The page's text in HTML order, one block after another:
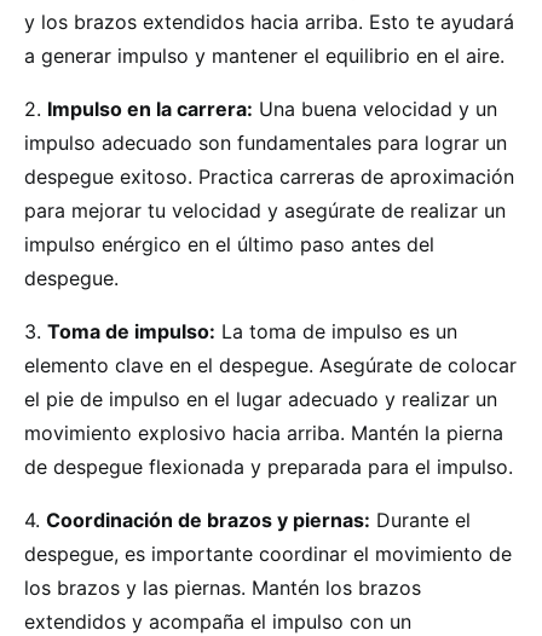
y los brazos extendidos hacia arriba. Esto te ayudará
a generar impulso y mantener el equilibrio en el aire.
2. Impulso en la carrera: Una buena velocidad y un
impulso adecuado son fundamentales para lograr un
despegue exitoso. Practica carreras de aproximación
para mejorar tu velocidad y asegúrate de realizar un
impulso enérgico en el último paso antes del
despegue.
3. Toma de impulso: La toma de impulso es un
elemento clave en el despegue. Asegúrate de colocar
el pie de impulso en el lugar adecuado y realizar un
movimiento explosivo hacia arriba. Mantén la pierna
de despegue flexionada y preparada para el impulso.
4. Coordinación de brazos y piernas: Durante el
despegue, es importante coordinar el movimiento de
los brazos y las piernas. Mantén los brazos
extendidos y acompaña el impulso con un